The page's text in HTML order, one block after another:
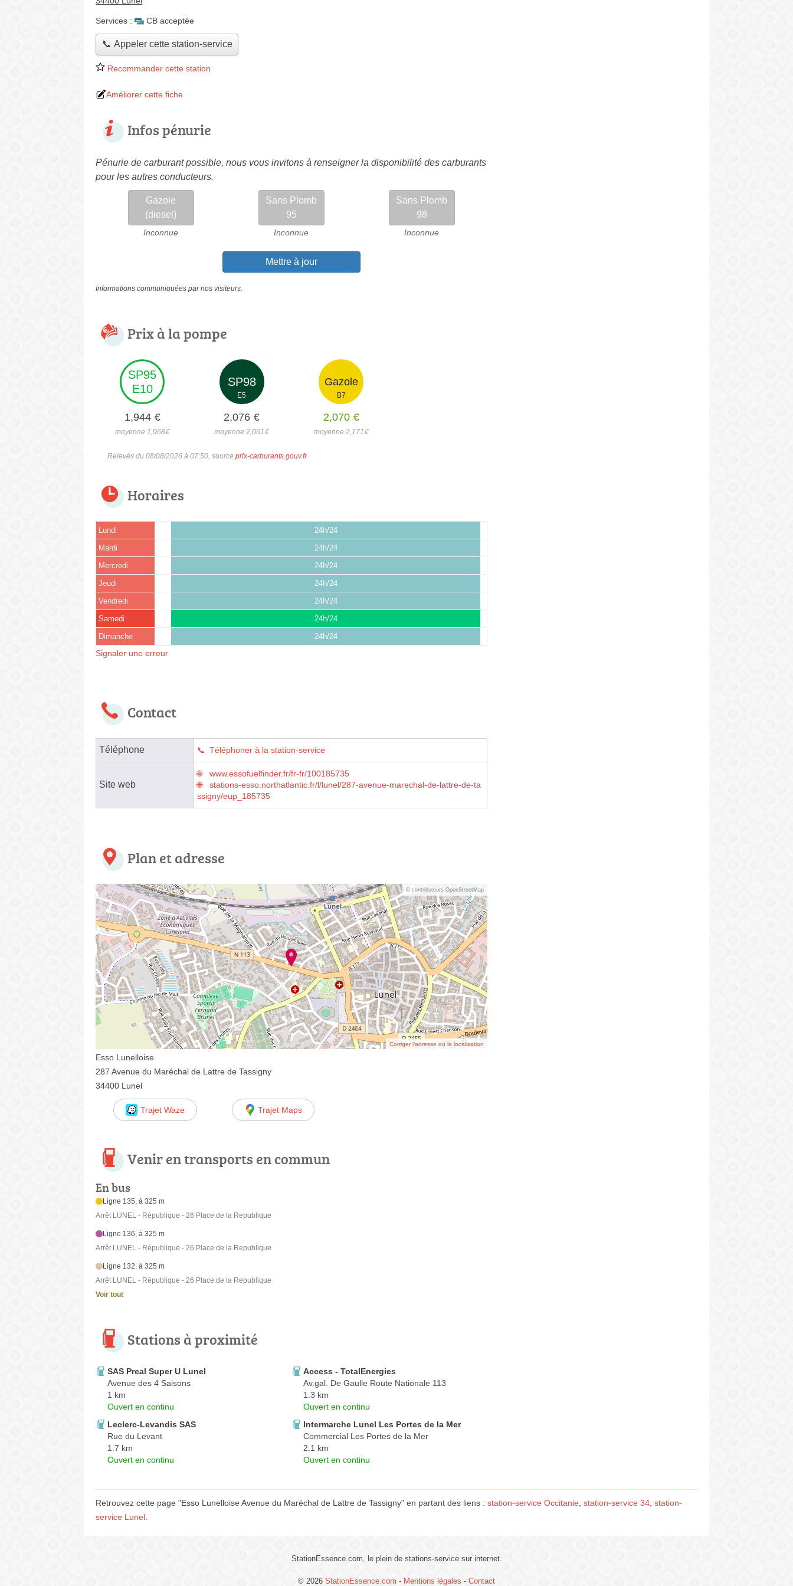
Services : CB acceptée
📞 Appeler cette station-service
Recommander cette station
Améliorer cette fiche
Infos pénurie
Pénurie de carburant possible, nous vous invitons à renseigner la disponibilité des carburants
pour les autres conducteurs.
Gazole
(diesel)
Inconnue
Sans Plomb
95
Inconnue
Sans Plomb
98
Inconnue
Mettre à jour
Informations communiquées par nos visiteurs.
Prix à la pompe
SP95
E10
1,944 €
moyenne 1,968€
SP98
E5
2,076 €
moyenne 2,061 €
Gazole
B7
2,070 €
moyenne 2,171 €
Relevés du 08/08/2026 à 07:50, source prix-carburants.gouv.fr
Horaires
Lundi 24h/24
Mardi 24h/24
Mercredi 24h/24
Jeudi 24h/24
Vendredi 24h/24
Samedi 24h/24
Dimanche 24h/24
Signaler une erreur
Contact
Téléphone Téléphoner à la station-service
Site web
www.essofuelfinder.fr/fr-fr/100185735
stations-esso.northatlantic.fr/l/lunel/287-avenue-marechal-de-lattre-de-ta
ssigny/eup_185735
Plan et adresse
© contributeurs OpenStreetMap
Corriger l’adresse ou la localisation
Esso Lunelloise
287 Avenue du Maréchal de Lattre de Tassigny
34400 Lunel
Trajet Waze Trajet Maps
Venir en transports en commun
En bus
Ligne 135, à 325 m
Arrêt LUNEL - République - 26 Place de la Republique
Ligne 136, à 325 m
Arrêt LUNEL - République - 26 Place de la Republique
Ligne 132, à 325 m
Arrêt LUNEL - République - 26 Place de la Republique
Voir tout
Stations à proximité
SAS Preal Super U Lunel
Avenue des 4 Saisons
1 km
Ouvert en continu
Access - TotalEnergies
Av.gal. De Gaulle Route Nationale 113
1.3 km
Ouvert en continu
Leclerc-Levandis SAS
Rue du Levant
1.7 km
Ouvert en continu
Intermarche Lunel Les Portes de la Mer
Commercial Les Portes de la Mer
2.1 km
Ouvert en continu
Retrouvez cette page "Esso Lunelloise Avenue du Maréchal de Lattre de Tassigny" en partant des liens : station-service Occitanie station-service 34 station-
service Lunel
StationEssence.com, le plein de stations-service sur internet.
© 2026 StationEssence.com - Mentions légales - Contact